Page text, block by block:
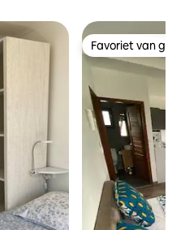
Favoriet van
Favoriet van